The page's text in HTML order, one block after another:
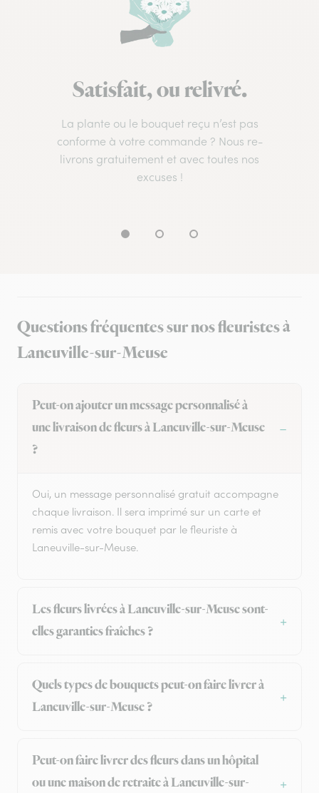
Satisfait, ou relivré.
La plante ou le bouquet reçu n’est pas
conforme à votre commande ? Nous re-
livrons gratuitement et avec toutes nos
excuses !
Questions fréquentes sur nos fleuristes à
Laneuville-sur-Meuse
Peut-on ajouter un message personnalisé à
une livraison de fleurs à Laneuville-sur-Meuse
?
Oui, un message personnalisé gratuit accompagne
chaque livraison. Il sera imprimé sur un carte et
remis avec votre bouquet par le fleuriste à
Laneuville-sur-Meuse.
Les fleurs livrées à Laneuville-sur-Meuse sont-
elles garanties fraîches ?
Quels types de bouquets peut-on faire livrer à
Laneuville-sur-Meuse ?
Peut-on faire livrer des fleurs dans un hôpital
ou une maison de retraite à Laneuville-sur-